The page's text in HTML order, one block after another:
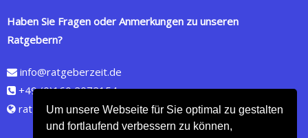
Um unsere Webseite für Sie optimal zu gestalten
und fortlaufend verbessern zu können,
Haben Sie Fragen oder Anmerkungen zu unseren
Ratgebern?
info@ratgeberzeit.de
+49 (0)160 2072154
ratgeberzeit.de